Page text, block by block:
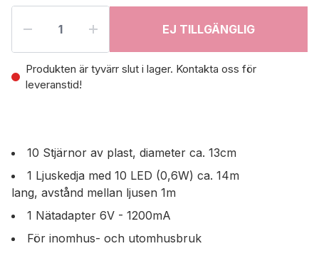
EJ TILLGÄNGLIG
Produkten är tyvärr slut i lager. Kontakta oss för
leveranstid!
10 Stjärnor av plast, diameter ca. 13cm
1 Ljuskedja med 10 LED (0,6W) ca. 14m
lang, avstånd mellan ljusen 1m
1 Nätadapter 6V - 1200mA
För inomhus- och utomhusbruk